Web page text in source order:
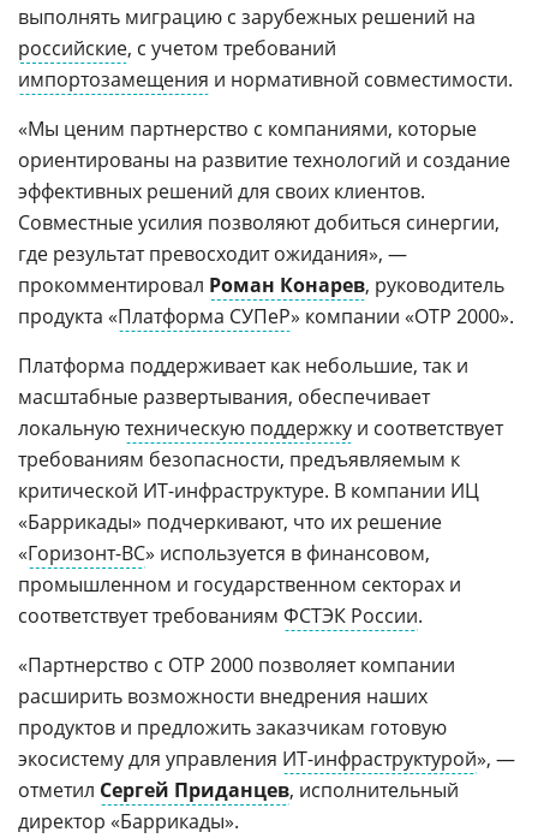
выполнять миграцию с зарубежных решений на
российские, с учетом требований
импортозамещения и нормативной совместимости.
«Мы ценим партнерство с компаниями, которые
ориентированы на развитие технологий и создание
эффективных решений для своих клиентов.
Совместные усилия позволяют добиться синергии,
где результат превосходит ожидания», —
прокомментировал Роман Конарев, руководитель
продукта «Платформа СУПеР» компании «ОТР 2000».
Платформа поддерживает как небольшие, так и
масштабные развертывания, обеспечивает
локальнуютехническую поддержку и соответствует
требованиям безопасности, предъявляемым к
критической ИТ-инфраструктуре. В компании ИЦ
«Баррикады» подчеркивают, что их решение
«Горизонт-ВС» используется в финансовом,
промышленном и государственном секторах и
соответствует требованиям ФСТЭК России.
«Партнерство с ОТР 2000 позволяет компании
расширить возможности внедрения наших
продуктов и предложить заказчикам готовую
экосистему для управления ИТ-инфраструктурой», —
отметил Сергей Приданцев, исполнительный
директор «Баррикады».